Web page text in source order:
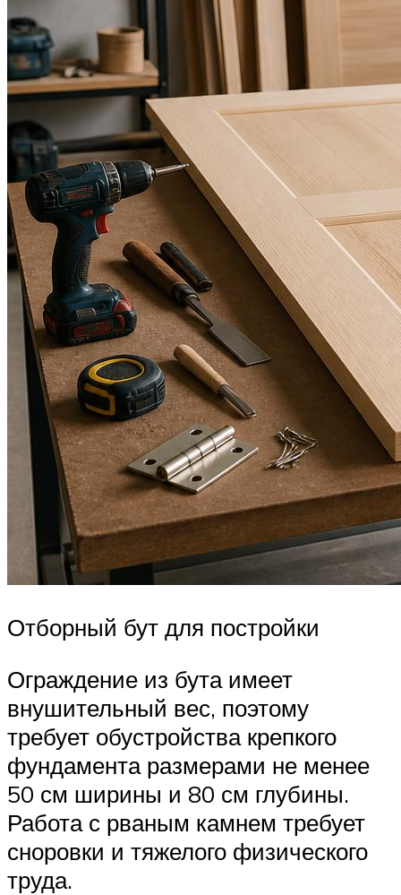
Отборный бут для постройки
Ограждение из бута имеет
внушительный вес, поэтому
требует обустройства крепкого
фундамента размерами не менее
50 см ширины и 80 см глубины.
Работа с рваным камнем требует
сноровки и тяжелого физического
труда.